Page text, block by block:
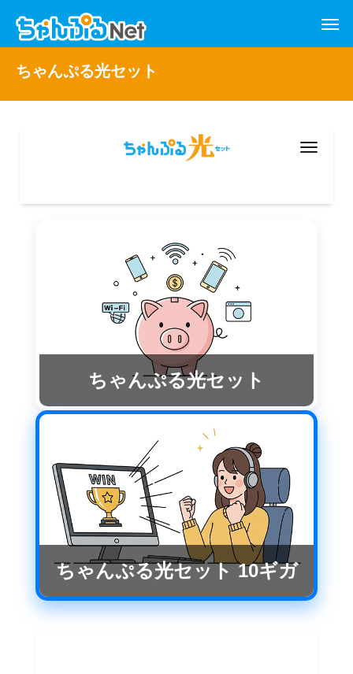
ちゃんぷる光セット
Menu
ちゃんぷる光セット
ちゃんぷる光セット 10ギガ